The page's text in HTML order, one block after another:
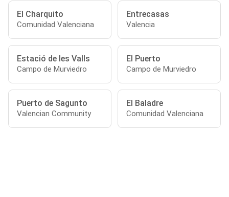
El Charquito
Comunidad Valenciana
Entrecasas
Valencia
Estació de les Valls
Campo de Murviedro
El Puerto
Campo de Murviedro
Puerto de Sagunto
Valencian Community
El Baladre
Comunidad Valenciana